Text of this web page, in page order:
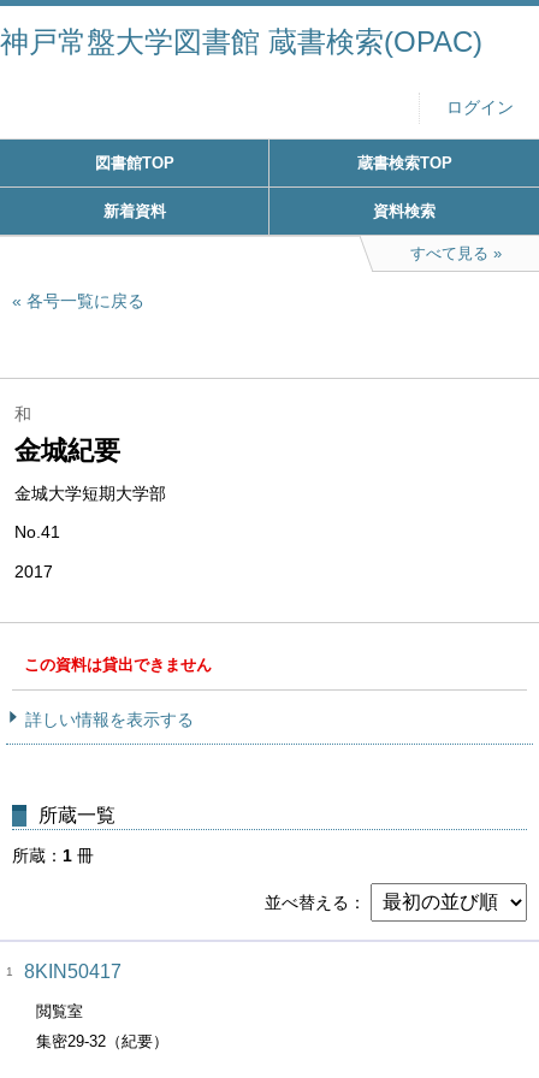
神戸常盤大学図書館 蔵書検索(OPAC)
ログイン
図書館TOP 蔵書検索TOP
新着資料 資料検索
すべて見る
各号一覧に戻る
和
金城紀要
金城大学短期大学部
No.41
2017
この資料は貸出できません
詳しい情報を表示する
所蔵一覧
所蔵 1 冊
並べ替える
1 8KIN50417
閲覧室
集密29-32（紀要）